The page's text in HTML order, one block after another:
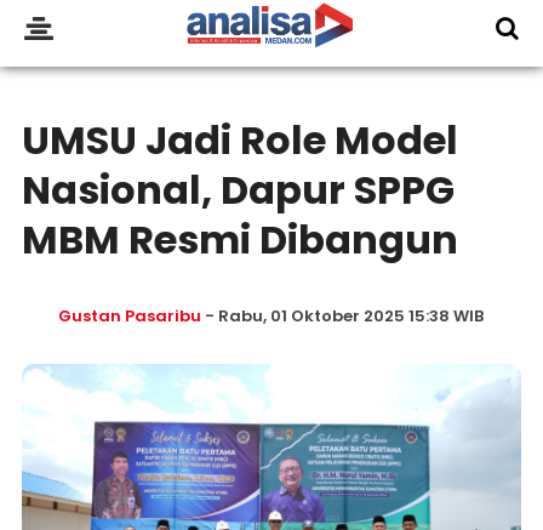
UMSU Jadi Role Model
Nasional, Dapur SPPG
MBM Resmi Dibangun
Gustan Pasaribu - Rabu, 01 Oktober 2025 15:38 WIB